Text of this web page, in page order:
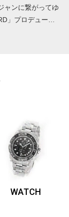
ャンに繋がってゆ
」プロデュー…
WATCH